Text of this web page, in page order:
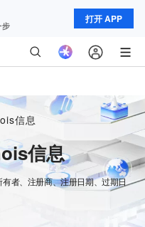
打开 APP
信息
信息
者、注册商、注册日期、过期日